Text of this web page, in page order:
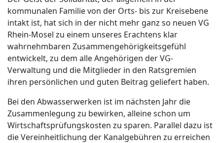
kommunalen Familie von der Orts- bis zur Kreisebene
intakt ist, hat sich in der nicht mehr ganz so neuen VG
Rhein-Mosel zu einem unseres Erachtens klar
wahrnehmbaren Zusammengehörigkeitsgefühl
entwickelt, zu dem alle Angehörigen der VG-
Verwaltung und die Mitglieder in den Ratsgremien
ihren persönlichen und guten Beitrag geliefert haben.
Bei den Abwasserwerken ist im nächsten Jahr die
Zusammenlegung zu bewirken, alleine schon um
Wirtschaftsprüfungskosten zu sparen. Parallel dazu ist
die Vereinheitlichung der Kanalgebühren zu erreichen